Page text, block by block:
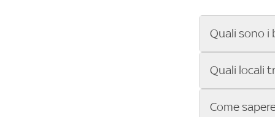
Quali sono i
Se cerchi un
ENILIVE, la
Sky Bar ti
Quali locali
Vuoi sapere
Come